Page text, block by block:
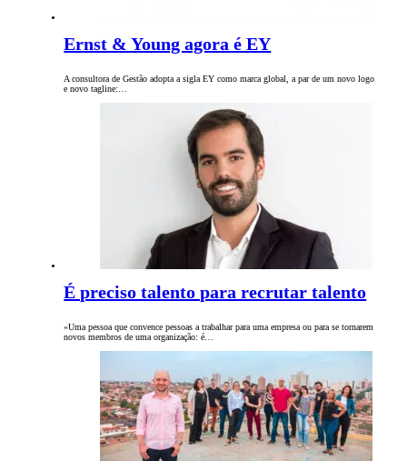
Ernst & Young agora é EY
A consultora de Gestão adopta a sigla EY como marca global, a par de um novo logo
e novo tagline:…
É preciso talento para recrutar talento
«Uma pessoa que convence pessoas a trabalhar para uma empresa ou para se tornarem
novos membros de uma organização: é…